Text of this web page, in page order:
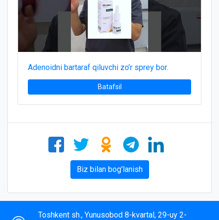
Adenoidni bartaraf qiluvchi zo’r sprey bor.
Batafsil
Biz bilan bog'lanish
Toshkent sh., Yunusobod 8-kvartal, 29-uy 2-